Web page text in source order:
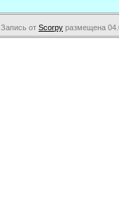
Запись от Scorpy размещена